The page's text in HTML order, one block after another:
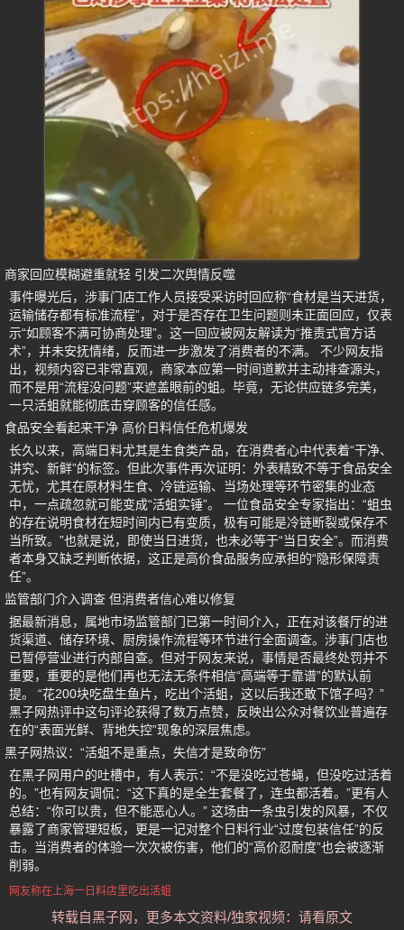
商家回应模糊避重就轻 引发二次舆情反噬
事件曝光后，涉事门店工作人员接受采访时回应称“食材是当天进货，
运输储存都有标准流程”，对于是否存在卫生问题则未正面回应，仅表
示“如顾客不满可协商处理”。这一回应被网友解读为“推责式官方话
术”，并未安抚情绪，反而进一步激发了消费者的不满。 不少网友指
出，视频内容已非常直观，商家本应第一时间道歉并主动排查源头，
而不是用“流程没问题”来遮盖眼前的蛆。毕竟，无论供应链多完美，
一只活蛆就能彻底击穿顾客的信任感。
食品安全看起来干净 高价日料信任危机爆发
长久以来，高端日料尤其是生食类产品，在消费者心中代表着“干净、
讲究、新鲜”的标签。但此次事件再次证明：外表精致不等于食品安全
无忧，尤其在原材料生食、冷链运输、当场处理等环节密集的业态
中，一点疏忽就可能变成“活蛆实锤”。 一位食品安全专家指出：“蛆虫
的存在说明食材在短时间内已有变质，极有可能是冷链断裂或保存不
当所致。”也就是说，即使当日进货，也未必等于“当日安全”。而消费
者本身又缺乏判断依据，这正是高价食品服务应承担的“隐形保障责
任”。
监管部门介入调查 但消费者信心难以修复
据最新消息，属地市场监管部门已第一时间介入，正在对该餐厅的进
货渠道、储存环境、厨房操作流程等环节进行全面调查。涉事门店也
已暂停营业进行内部自查。但对于网友来说，事情是否最终处罚并不
重要，重要的是他们再也无法无条件相信“高端等于靠谱”的默认前
提。 “花200块吃盘生鱼片，吃出个活蛆，这以后我还敢下馆子吗？”
黑子网热评中这句评论获得了数万点赞，反映出公众对餐饮业普遍存
在的“表面光鲜、背地失控”现象的深层焦虑。
黑子网热议：“活蛆不是重点，失信才是致命伤”
在黑子网用户的吐槽中，有人表示：“不是没吃过苍蝇，但没吃过活着
的。”也有网友调侃：“这下真的是全生套餐了，连虫都活着。”更有人
总结：“你可以贵，但不能恶心人。” 这场由一条虫引发的风暴，不仅
暴露了商家管理短板，更是一记对整个日料行业“过度包装信任”的反
击。当消费者的体验一次次被伤害，他们的“高价忍耐度”也会被逐渐
削弱。
网友称在上海一日料店里吃出活蛆
转载自黑子网，更多本文资料/独家视频：请看原文